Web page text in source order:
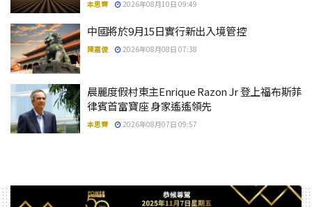
本思齊 2026年08月10日 09:49
中國將於9月15日實行新出入境管控
陳嘉俊 2026年08月08日 07:38
晨麗度假村東主Enrique Razon Jr 登上福布斯菲
律賓首富寶座 身家遙遙領先
本思齊 2026年08月07日 09:57